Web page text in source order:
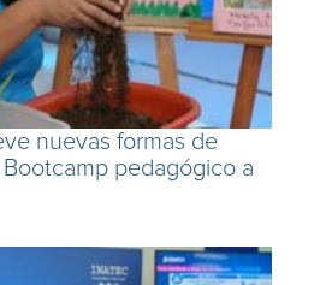
nuevas formas de
pedagógico a